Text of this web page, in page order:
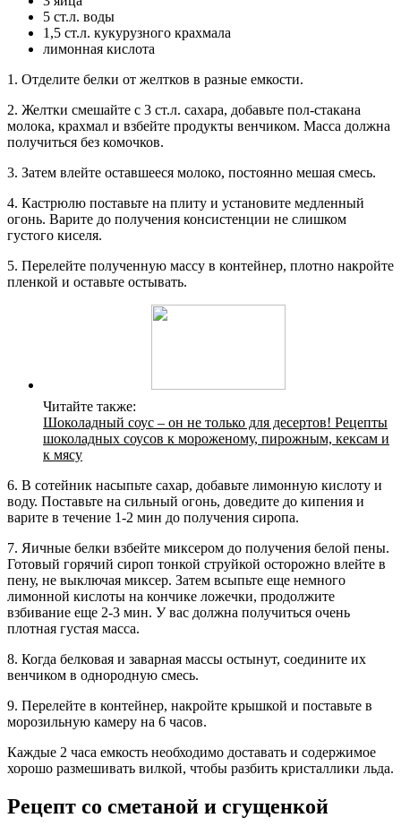
5 ст.л. воды
1,5 ст.л. кукурузного крахмала
лимонная кислота
1. Отделите белки от желтков в разные емкости.
2. Желтки смешайте с 3 ст.л. сахара, добавьте пол-стакана
молока, крахмал и взбейте продукты венчиком. Масса должна
получиться без комочков.
3. Затем влейте оставшееся молоко, постоянно мешая смесь.
4. Кастрюлю поставьте на плиту и установите медленный
огонь. Варите до получения консистенции не слишком
густого киселя.
5. Перелейте полученную массу в контейнер, плотно накройте
пленкой и оставьте остывать.
Читайте также:
Шоколадный соус – он не только для десертов! Рецепты
шоколадных соусов к мороженому, пирожным, кексам и
к мясу
6. В сотейник насыпьте сахар, добавьте лимонную кислоту и
воду. Поставьте на сильный огонь, доведите до кипения и
варите в течение 1-2 мин до получения сиропа.
7. Яичные белки взбейте миксером до получения белой пены.
Готовый горячий сироп тонкой струйкой осторожно влейте в
пену, не выключая миксер. Затем всыпьте еще немного
лимонной кислоты на кончике ложечки, продолжите
взбивание еще 2-3 мин. У вас должна получиться очень
плотная густая масса.
8. Когда белковая и заварная массы остынут, соедините их
венчиком в однородную смесь.
9. Перелейте в контейнер, накройте крышкой и поставьте в
морозильную камеру на 6 часов.
Каждые 2 часа емкость необходимо доставать и содержимое
хорошо размешивать вилкой, чтобы разбить кристаллики льда.
Рецепт со сметаной и сгущенкой